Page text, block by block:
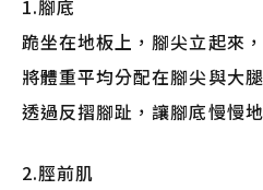
1.腳底
跪坐在地板上，腳尖立起來
將體重平均分配在腳尖與大
透過反摺腳趾，讓腳底慢慢
2.脛前肌